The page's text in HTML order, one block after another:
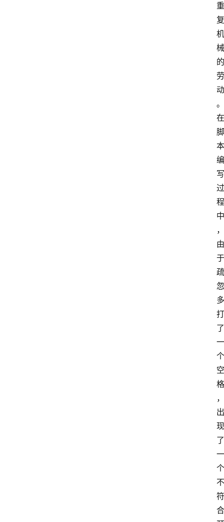
重
复
机
械
的
劳
动
。
在
脚
本
编
写
过
程
中
，
由
于
疏
忽
多
打
了
一
个
空
格
，
出
现
了
一
个
不
符
合